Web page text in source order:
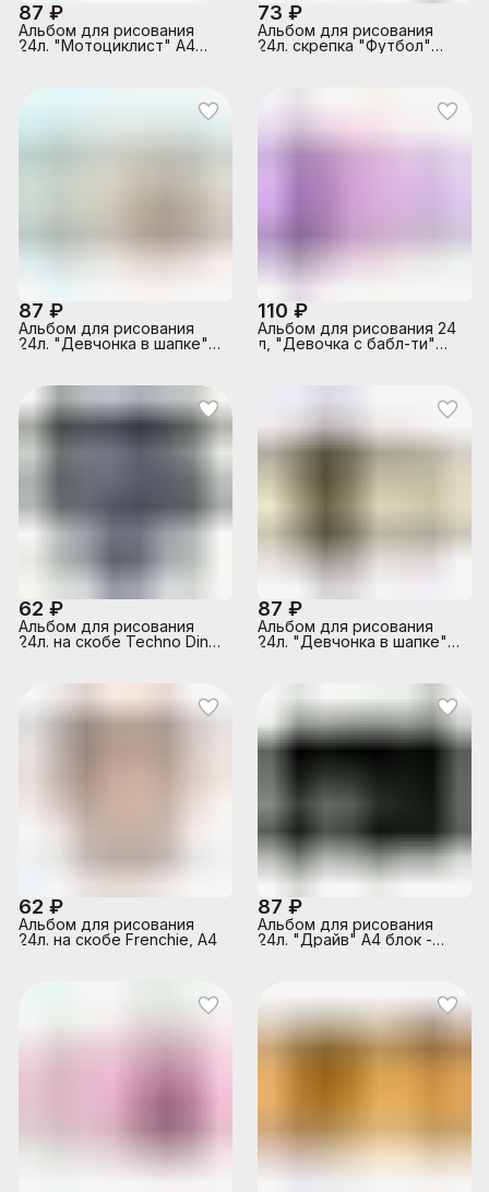
87 ₽
Альбом для рисования
24л. "Мотоциклист" А4
73 ₽
Альбом для рисования
24л. скрепка "Футбол"
87 ₽
Альбом для рисования
24л. "Девчонка в шапке"
110 ₽
Альбом для рисования 24
л, "Девочка с бабл-ти"
62 ₽
Альбом для рисования
24л. на скобе Techno Dino,
87 ₽
Альбом для рисования
24л. "Девчонка в шапке"
62 ₽
Альбом для рисования
24л. на скобе Frenchie, А4
87 ₽
Альбом для рисования
24л. "Драйв" А4 блок -